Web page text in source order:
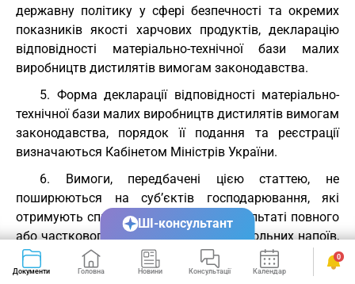
державну політику у сфері безпечності та окремих
показників якості харчових продуктів, декларацію
відповідності матеріально-технічної бази малих
виробництв дистилятів вимогам законодавства.
5. Форма декларації відповідності матеріально-
технічної бази малих виробництв дистилятів вимогам
законодавства, порядок її подання та реєстрації
визначаються Кабінетом Міністрів України.
6. Вимоги, передбачені цією статтею, не
поширюються на суб’єктів господарювання, які
отримують спиртовий дистилят у результаті повного
або часткового відбору спирту з алкогольних напоїв,
одержаних у результаті повного або часткового
збродження сусла, з метою зниження в них вмісту
Документи Головна Новини Консультації Календар Сервіси
0
ШІ-консультант